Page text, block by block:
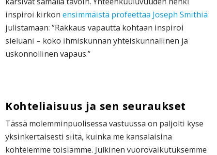
inspiroi kirkonensimmäistä profeettaa Joseph Smithiä
julistamaan: ”Rakkaus vapautta kohtaan inspiroi
sieluani – koko ihmiskunnan yhteiskunnallinen ja
uskonnollinen vapaus.”
Kohteliaisuus ja sen seuraukset
Tässä molemminpuolisessa vastuussa on paljolti kyse
yksinkertaisesti siitä, kuinka me kansalaisina
kohtelemme toisiamme. Julkinen vuorovaikutuksemme